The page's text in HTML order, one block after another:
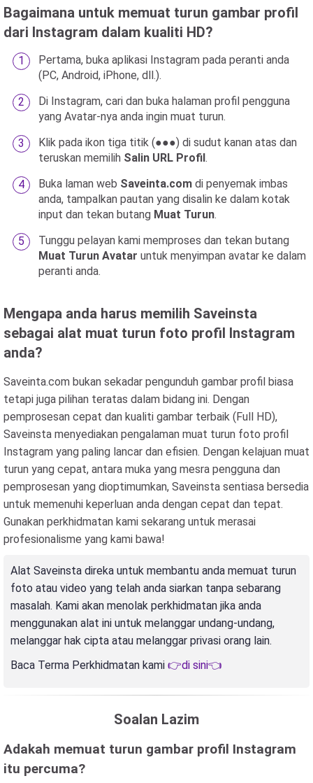
Bagaimana untuk memuat turun gambar profil
dari Instagram dalam kualiti HD?
Pertama, buka aplikasi Instagram pada peranti anda
(PC, Android, iPhone, dll.).
Di Instagram, cari dan buka halaman profil pengguna
yang Avatar-nya anda ingin muat turun.
Klik pada ikon tiga titik (●●●) di sudut kanan atas dan
teruskan memilih Salin URL Profil.
Buka laman web Saveinta.com di penyemak imbas
anda, tampalkan pautan yang disalin ke dalam kotak
input dan tekan butang Muat Turun.
Tunggu pelayan kami memproses dan tekan butang
Muat Turun Avatar untuk menyimpan avatar ke dalam
peranti anda.
Mengapa anda harus memilih Saveinsta
sebagai alat muat turun foto profil Instagram
anda?
Saveinta.com bukan sekadar pengunduh gambar profil biasa
tetapi juga pilihan teratas dalam bidang ini. Dengan
pemprosesan cepat dan kualiti gambar terbaik (Full HD),
Saveinsta menyediakan pengalaman muat turun foto profil
Instagram yang paling lancar dan efisien. Dengan kelajuan muat
turun yang cepat, antara muka yang mesra pengguna dan
pemprosesan yang dioptimumkan, Saveinsta sentiasa bersedia
untuk memenuhi keperluan anda dengan cepat dan tepat.
Gunakan perkhidmatan kami sekarang untuk merasai
profesionalisme yang kami bawa!
Alat Saveinsta direka untuk membantu anda memuat turun
foto atau video yang telah anda siarkan tanpa sebarang
masalah. Kami akan menolak perkhidmatan jika anda
menggunakan alat ini untuk melanggar undang-undang,
melanggar hak cipta atau melanggar privasi orang lain.
Baca Terma Perkhidmatan kami 👉di sini👈
Soalan Lazim
Adakah memuat turun gambar profil Instagram
itu percuma?